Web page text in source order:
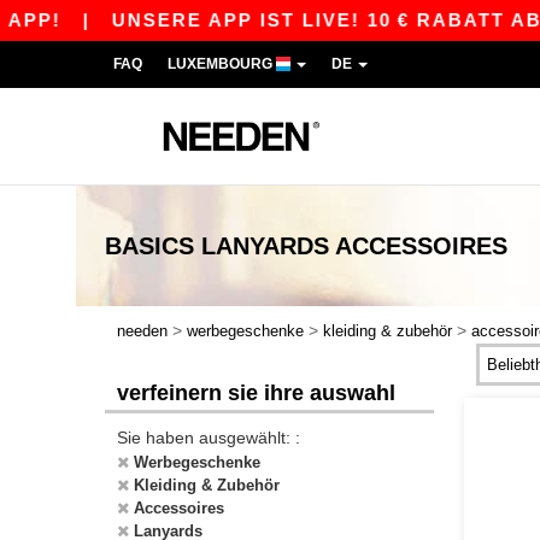
| UNSERE APP IST LIVE! 10 € RABATT AB
FAQ LUXEMBOURG DE
BASICS LANYARDS ACCESSOIRES
needen > werbegeschenke > kleiding & zubehör >
verfeinern sie ihre auswahl
Sie haben ausgewählt: :
Werbegeschenke
Kleiding & Zubehör
Accessoires
Lanyards